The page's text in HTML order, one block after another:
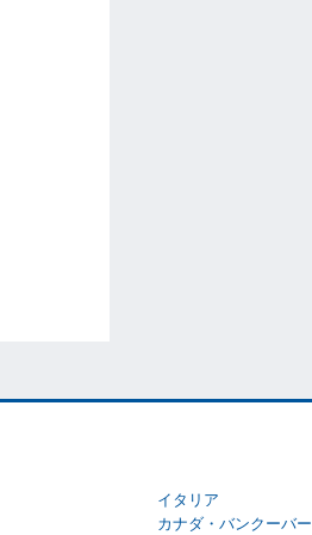
イタリア
カナダ・バンクーバー